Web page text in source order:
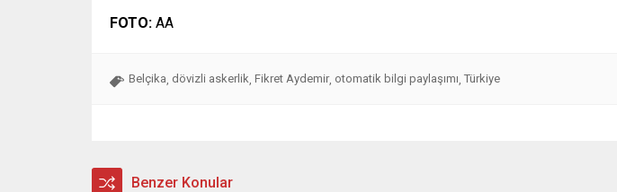
FOTO: AA
Belçika dövizli askerlik Fikret Aydemir otomatik bilgi paylaşımı Türkiye
Benzer Konular